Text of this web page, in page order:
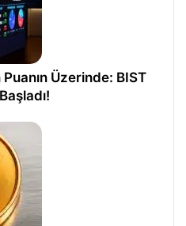
Üzerinde: BIST